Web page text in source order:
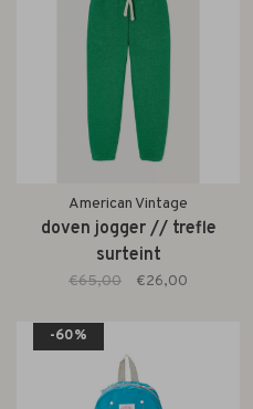
American Vintage
doven jogger // trefle
surteint
€65,00 €26,00
-60%